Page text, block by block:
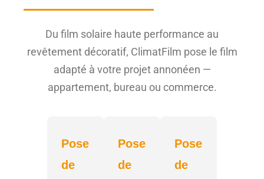
Du film solaire haute performance au
revêtement décoratif, ClimatFilm pose le film
adapté à votre projet annonéen —
appartement, bureau ou commerce.
Pose
de
Pose
de
Pose
de